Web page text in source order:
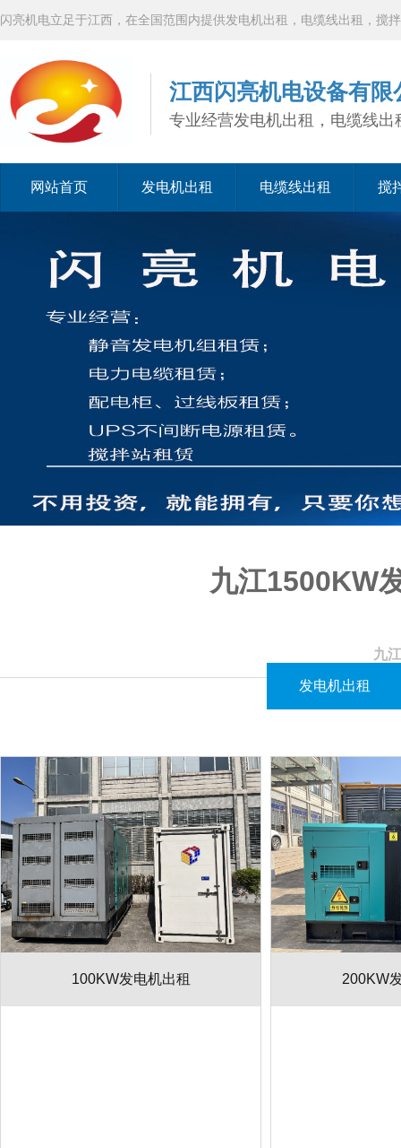
闪亮机电立足于江西，在全国范围内提供发电机出租，电缆线出租，搅
江西闪亮机电设备有限
专业经营发电机出租，电缆线
网站首页 发电机出租 电缆线出租 搅
九江1500KW
九
九江1500KW发电机出租服务，专为建筑工地提供短期电力解决方案。
江西闪亮机电设备有限公司提
发电机出租
100KW发电机出租 200KW